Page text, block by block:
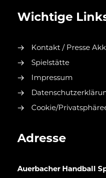
Wichtige
Kontakt / Presse
Spielstätte
Impressum
Cookie/
Adresse
Auerbacher Handball